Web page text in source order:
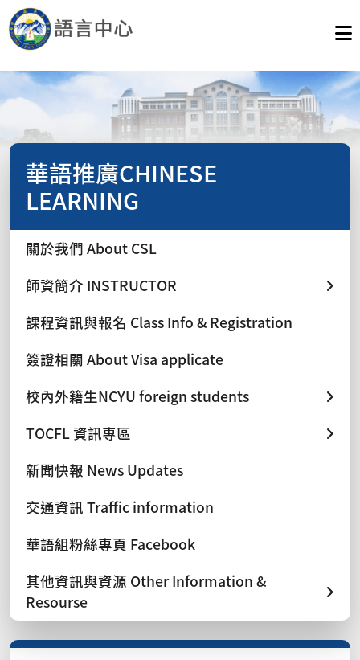
華語推廣CHINESE
LEARNING
關於我們 About CSL
師資簡介 INSTRUCTOR
課程資訊與報名 Class Info & Registration
簽證相關 About Visa applicate
校內外籍生NCYU foreign students
TOCFL 資訊專區
新聞快報 News Updates
交通資訊 Traffic information
華語組粉絲專頁 Facebook
其他資訊與資源 Other Information &
Resourse